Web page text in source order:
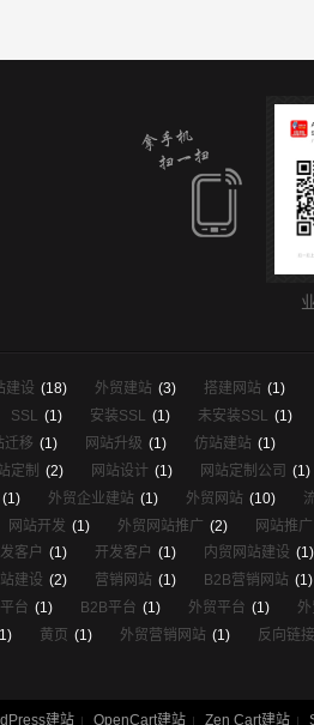
建设 (18) 外贸建站 (3) 搭建网站 (1)
SSL (1) 安装SSL (1) 未安装SSL (1)
迁移 (1) 网站升级 (1) 仿站建站 (1)
定制 (2) 网站设计 (1) 网站定制公司
(1)
(1) 外贸企业建站 (1) 外贸网站 (10)
网站开发 (1) 外贸网站推广 (2) 网站推广
客户 (1) 开发客户 (1) 内贸网站建设 (1)
建设 (2) 营销网站 (1) B2B营销网站 (1)
台 (1) B2B平台 (1) 外贸平台 (1)
黄页 (1) 外贸营销网站 (1) 反向链接
建站 | OpenCart建站 | Zen Cart建站 |